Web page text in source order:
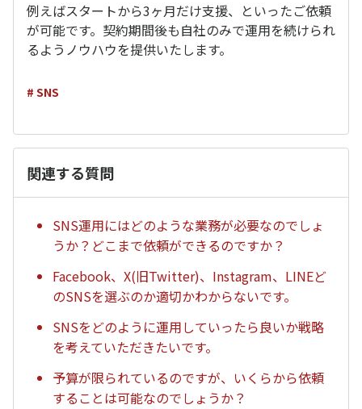
例えばスタートから3ヶ月だけ支援、といったご依頼
が可能です。契約期間後も自社のみで運用を続けられ
るようノウハウを提供いたします。
# SNS
関連する質問
SNS運用にはどのような業務が必要なのでしょ
うか？どこまで依頼ができるのですか？
Facebook、X(旧Twitter)、Instagram、LINEど
のSNSを選ぶのか適切かわからないです。
SNSをどのように運用していったら良いか戦略
を考えていただきたいです。
予算が限られているのですが、いくらから依頼
することは可能なのでしょうか？